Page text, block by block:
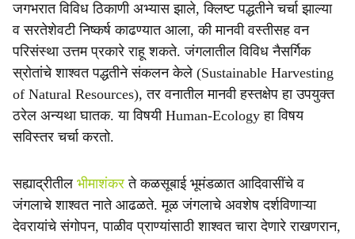
जगभरात विविध ठिकाणी अभ्यास झाले, क्लिष्ट पद्धतीने चर्चा झाल्या
व सरतेशेवटी निष्कर्ष काढण्यात आला, की मानवी वस्तीसह वन
परिसंस्था उत्तम प्रकारे राहू शकते. जंगलातील विविध नैसर्गिक
स्रोतांचे शाश्वत पद्धतीने संकलन केले (Sustainable Harvesting
of Natural Resources), तर वनातील मानवी हस्तक्षेप हा उपयुक्त
ठरेल अन्यथा घातक. या विषयी Human-Ecology हा विषय
सविस्तर चर्चा करतो.
सह्याद्रीतील भीमाशंकर ते कळसूबाई भूमंडळात आदिवासींचे व
जंगलाचे शाश्वत नाते आढळते. मूळ जंगलाचे अवशेष दर्शविणाऱ्या
देवरायांचे संगोपन, पाळीव प्राण्यांसाठी शाश्वत चारा देणारे राखणरान,